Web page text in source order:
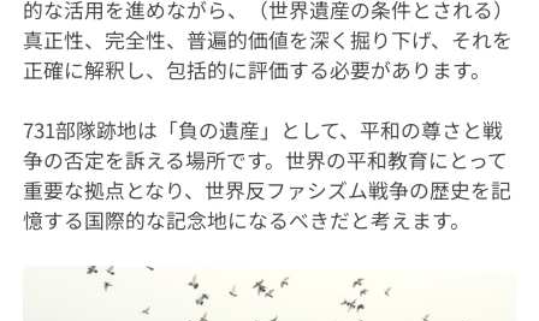
的な活用を進めながら、（世界遺産の条件とされる）
真正性、完全性、普遍的価値を深く掘り下げ、それを
正確に解釈し、包括的に評価する必要があります。
731部隊跡地は「負の遺産」として、平和の尊さと戦
争の否定を訴える場所です。世界の平和教育にとって
重要な拠点となり、世界反ファシズム戦争の歴史を記
憶する国際的な記念地になるべきだと考えます。